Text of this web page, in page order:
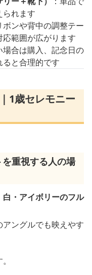
られます
ボンや背中の調整テー
範囲が広がります
場合は購入、記念日の
と合理的です
1歳セレモニー
重視する人の場
白・アイボリーのフル
ングルでも映えやす